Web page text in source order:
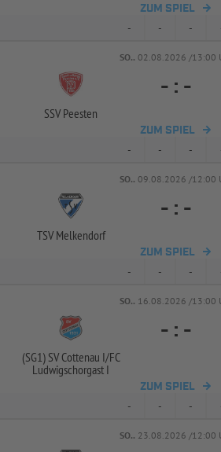
ZUM SPIEL
- - -
SO.. 02.08.2026 /13:00
SSV Peesten
- : -
ZUM SPIEL
- - -
SO.. 09.08.2026 /12:00
TSV Melkendorf
- : -
ZUM SPIEL
- - -
SO.. 16.08.2026 /13:00
(SG1) SV Cottenau I/FC
Ludwigschorgast I
- : -
ZUM SPIEL
- - -
SO.. 23.08.2026 /12:00